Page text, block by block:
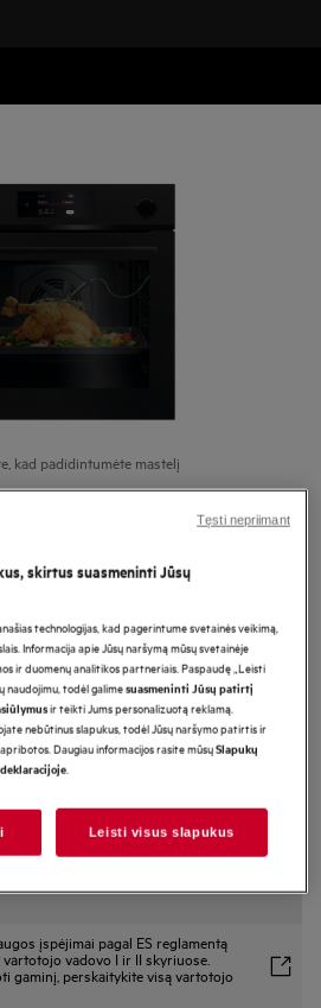
kad padidintumėte mastelį
MealAssist su
maisto termometru
serijos orkaitėje „MealAssist“ su
kad maistas būtų traškus ir
orkaitės funkcijas tiesiog perbraukę
įspėjimai pagal ES reglamentą
vadovo I ir II skyriuose.
gaminį, perskaitykite visą vartotojo
skirtus suasmeninti Jūsų
technologijas, kad pagerintume svetainės veikimą,
Informacija apie Jūsų naršymą mūsų svetainėje
ir duomenų analitikos partneriais. Paspaudę „Leisti
naudojimu, todėl galimesuasmeninti Jūsų patirtį
ir teikti Jums personalizuotą reklamą.
nebūtinus slapukus, todėl Jūsų naršymo patirtis ir
Daugiau informacijos rasite mūsųSlapukų
.
Leisti visus slapukus
Tęsti nepriimant